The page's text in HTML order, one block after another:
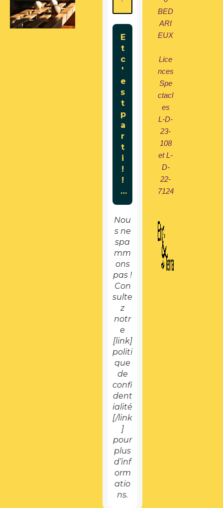
Nou
s ne
spa
mm
ons
pas !
Con
sulte
z
notr
e
[link]
politi
que
de
confi
dent
ialité
[/link
]
pour
plus
d’inf
orm
atio
ns.
BED
ARI
EUX
Lice
nces
Spe
ctacl
es
L-D-
23-
108
et L-
D-
22-
7124